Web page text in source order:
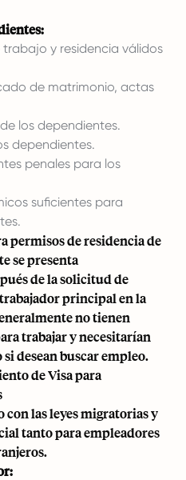
trabajo y residencia válidos
de matrimonio, actas
los dependientes.
dependientes.
penales para los
suficientes para
permisos de residencia de
se presenta
de la solicitud de
principal en la
no tienen
trabajar y necesitarían
desean buscar empleo.
de Visa para
las leyes migratorias y
tanto para empleadores